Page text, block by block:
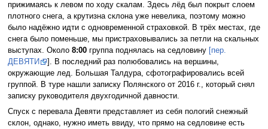
прижимаясь к левом по ходу скалам. Здесь лёд был покрыт слоем
плотного снега, а крутизна склона уже невелика, поэтому можно
было надёжно идти с одновременной страховкой. В трёх местах, где
снега было поменьше, мы пристраховывались за петли на скальных
выступах. Около 8:00группа поднялась на седловину
[пер.
ДЕВЯТИ
]. В последний раз полюбовались на вершины,
окружающие лед. Большая Талдура, сфотографировались всей
группой. В туре нашли записку Полянского от 2016 г., который снял
записку руководителя двухгодичной давности.
Спуск с перевала Девяти представляет из себя пологий снежный
склон, однако, нужно иметь ввиду, что прямо на седловине есть